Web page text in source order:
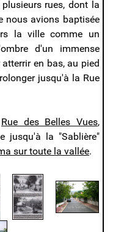
rues, dont la
nous avions baptisée
la ville comme un
d'un immense
en bas, au pied
jusqu'à la Rue
Rue des Belles Vues,
jusqu'à la "Sablière"
sur toute la vallée.